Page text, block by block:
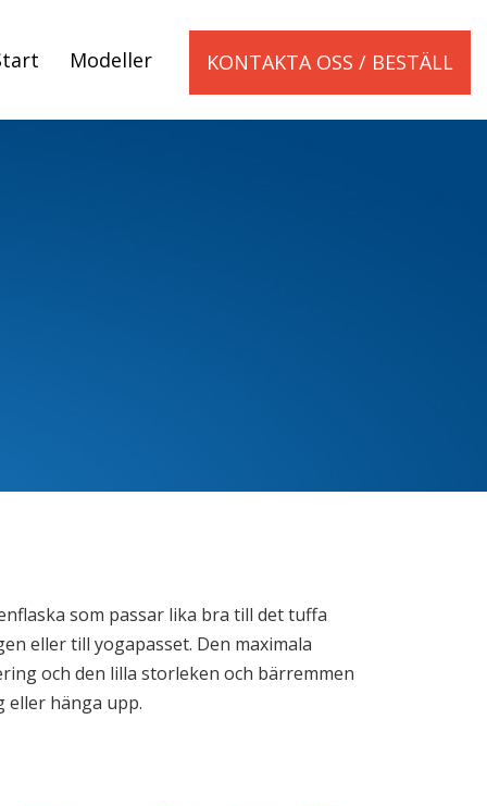
Modeller KONTAKTA OSS / BESTÄLL
som passar lika bra till det tuffa
eller till yogapasset. Den maximala
och den lilla storleken och bärremmen
eller hänga upp.